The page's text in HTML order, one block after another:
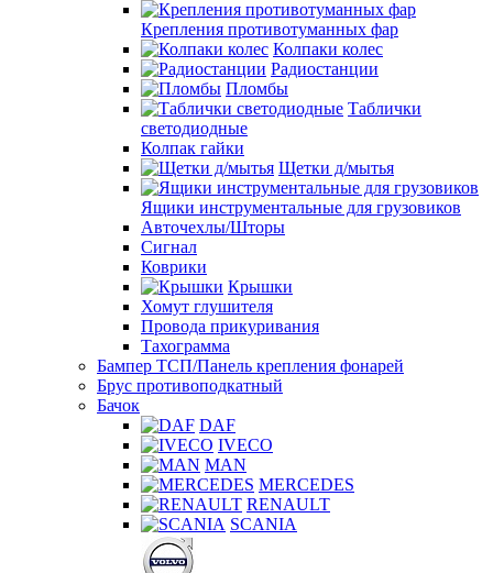
Крепления противотуманных фар
Колпаки колес
Радиостанции
Пломбы
Таблички
светодиодные
Колпак гайки
Щетки д/мытья
Ящики инструментальные для грузовиков
Авточехлы/Шторы
Сигнал
Коврики
Крышки
Хомут глушителя
Провода прикуривания
Тахограмма
Бампер ТСП/Панель крепления фонарей
Брус противоподкатный
Бачок
DAF
IVECO
MAN
MERCEDES
RENAULT
SCANIA